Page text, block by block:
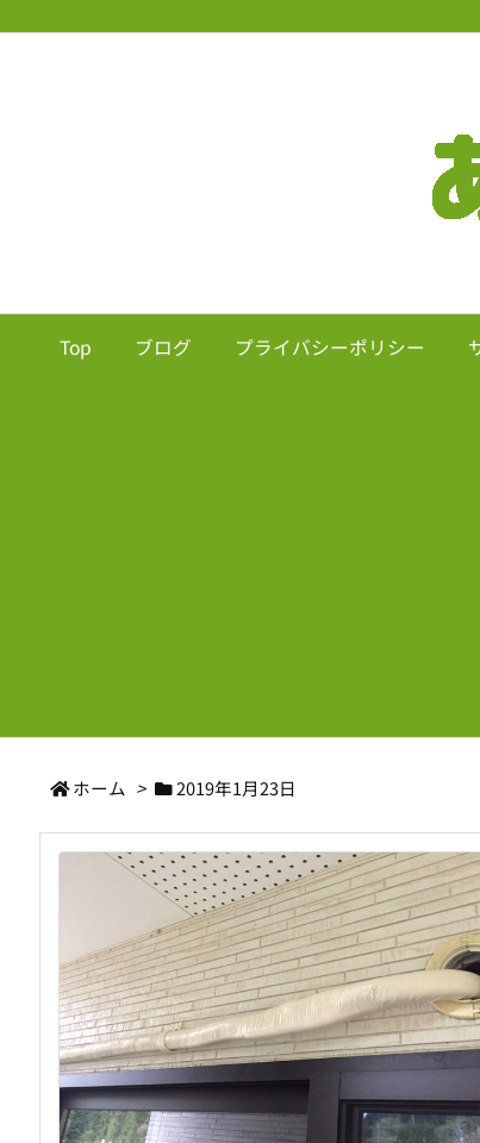
Top ブログ プライバシーポリシー
ホーム > 2019年1月23日